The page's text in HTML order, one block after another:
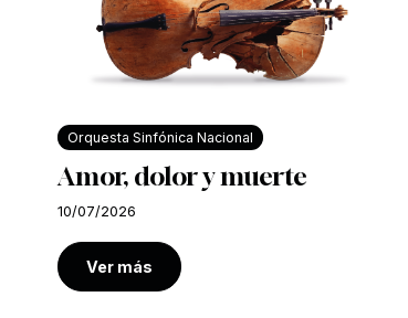
Orquesta Sinfónica Nacional
Amor, dolor y muerte
10/07/2026
Ver más